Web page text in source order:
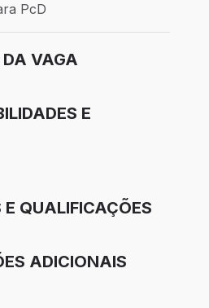
PcD
DA VAGA
E
E QUALIFICAÇÕES
ADICIONAIS